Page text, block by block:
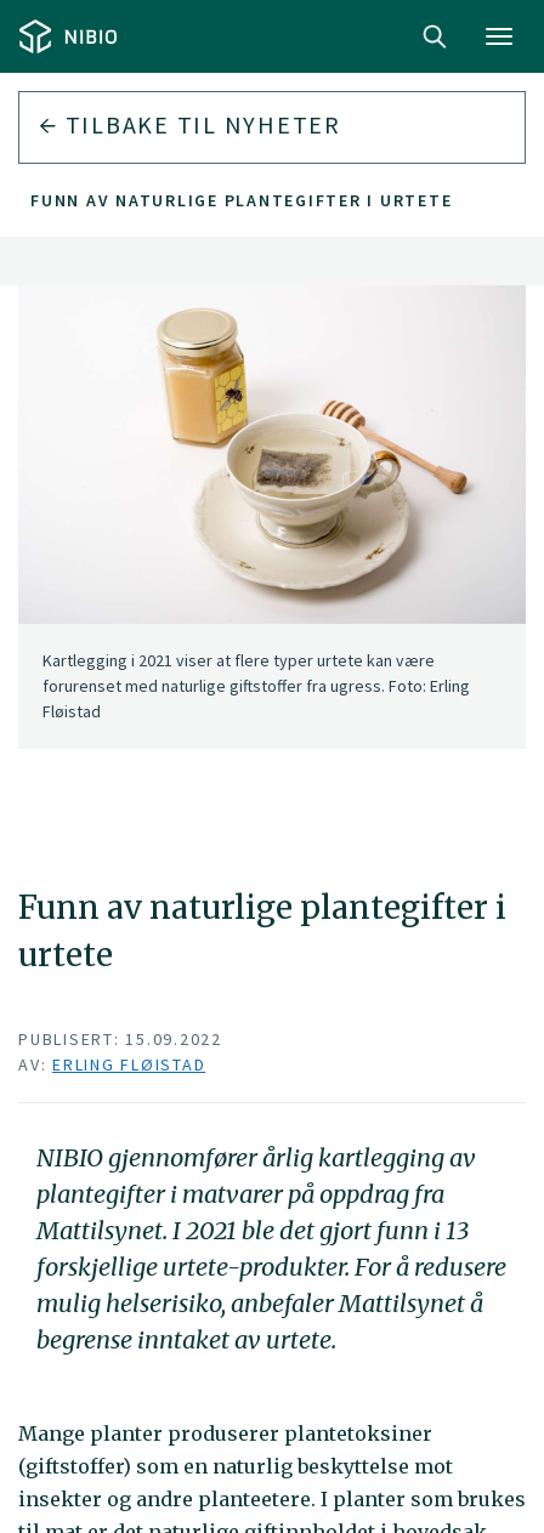
TILBAKE TIL NYHETER
FUNN AV NATURLIGE PLANTEGIFTER I URTETE
Funn av naturlige plantegifter i
urtete
Kartlegging i 2021 viser at flere typer urtete kan være
forurenset med naturlige giftstoffer fra ugress. Foto: Erling
Fløistad
PUBLISERT: 15.09.2022
AV: ERLING FLØISTAD
NIBIO gjennomfører årlig kartlegging av
plantegifter i matvarer på oppdrag fra
Mattilsynet. I 2021 ble det gjort funn i 13
forskjellige urtete-produkter. For å redusere
mulig helserisiko, anbefaler Mattilsynet å
begrense inntaket av urtete.
Mange planter produserer plantetoksiner
(giftstoffer) som en naturlig beskyttelse mot
insekter og andre planteetere. I planter som brukes